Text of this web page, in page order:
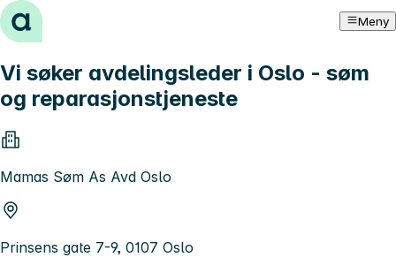
Hopp til innhold Meny
Vi søker avdelingsleder i Oslo - søm
og reparasjonstjeneste
Mamas Søm As Avd Oslo
Prinsens gate 7-9, 0107 Oslo